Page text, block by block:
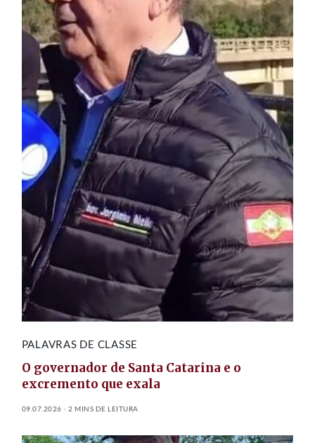
PALAVRAS DE CLASSE
O governador de Santa Catarina e o
excremento que exala
09.07.2026 2 MINS DE LEITURA